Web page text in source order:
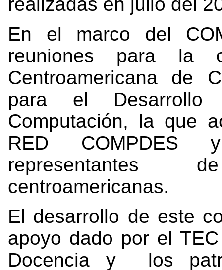
En el marco del
reuniones para la
Centroamericana de
para el
Computación, la que
RED COMPDES
representantes
centroamericanas.
El desarrollo de este
apoyo dado por el
Docencia y los